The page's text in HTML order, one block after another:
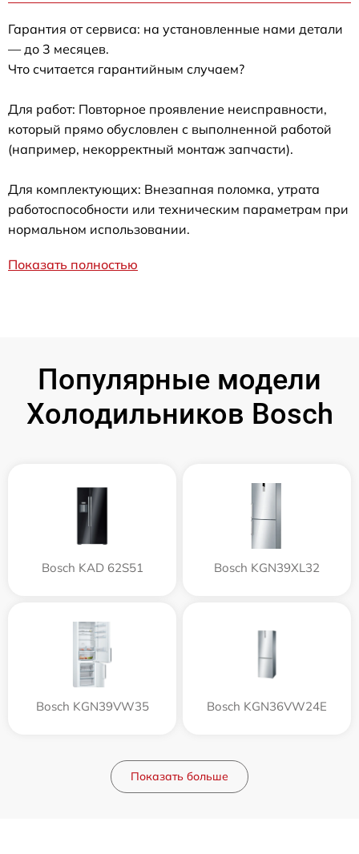
Гарантия от сервиса: на установленные нами детали
— до 3 месяцев.
Что считается гарантийным случаем?
Для работ: Повторное проявление неисправности,
который прямо обусловлен с выполненной работой
(например, некорректный монтаж запчасти).
Для комплектующих: Внезапная поломка, утрата
работоспособности или техническим параметрам при
нормальном использовании.
Показать полностью
Популярные модели
Холодильников Bosch
Bosch KAD 62S51 Bosch KGN39XL32
Bosch KGN39VW35 Bosch KGN36VW24E
Показать больше